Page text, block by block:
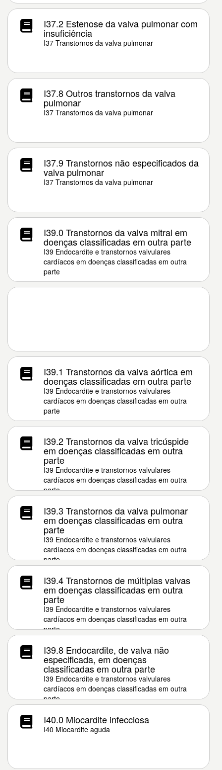
I37.2 Estenose da valva pulmonar com
insuficiência
I37 Transtornos da valva pulmonar
I37.8 Outros transtornos da valva
pulmonar
I37 Transtornos da valva pulmonar
I37.9 Transtornos não especificados da
valva pulmonar
I37 Transtornos da valva pulmonar
I39.0 Transtornos da valva mitral em
doenças classificadas em outra parte
I39 Endocardite e transtornos valvulares
cardíacos em doenças classificadas em outra
parte
I39.1 Transtornos da valva aórtica em
doenças classificadas em outra parte
I39 Endocardite e transtornos valvulares
cardíacos em doenças classificadas em outra
parte
I39.2 Transtornos da valva tricúspide
em doenças classificadas em outra
parte
I39 Endocardite e transtornos valvulares
cardíacos em doenças classificadas em outra
parte
I39.3 Transtornos da valva pulmonar
em doenças classificadas em outra
parte
I39 Endocardite e transtornos valvulares
cardíacos em doenças classificadas em outra
parte
I39.4 Transtornos de múltiplas valvas
em doenças classificadas em outra
parte
I39 Endocardite e transtornos valvulares
cardíacos em doenças classificadas em outra
parte
I39.8 Endocardite, de valva não
especificada, em doenças
classificadas em outra parte
I39 Endocardite e transtornos valvulares
cardíacos em doenças classificadas em outra
parte
I40.0 Miocardite infecciosa
I40 Miocardite aguda